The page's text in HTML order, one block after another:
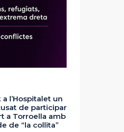
l’Hospitalet un
de participar
a Torroella amb
de “la collita”